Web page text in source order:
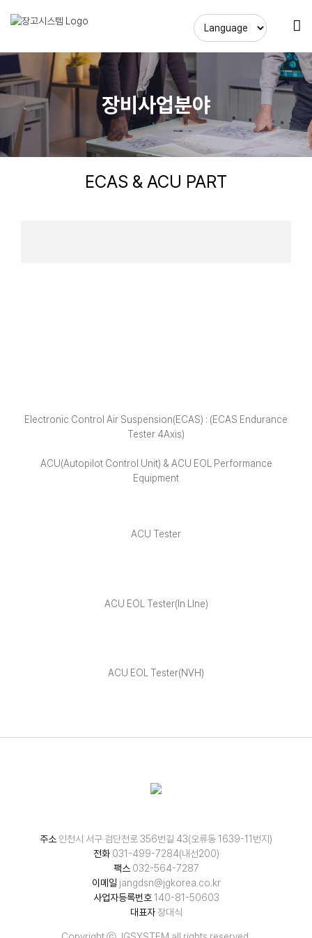
장비사업분야
ECAS & ACU PART
Electronic Control Air Suspension(ECAS) : (ECAS Endurance
Tester 4Axis)
ACU(Autopilot Control Unit) & ACU EOL Performance
Equipment
ACU Tester
ACU EOL Tester(In LIne)
ACU EOL Tester(NVH)
주소 인천시 서구 검단천로 356번길 43(오류동 1639-11번지)
전화031-499-7284(내선200)
팩스032-564-7287
이메일 jangdsn@jgkorea.co.kr
사업자등록번호140-81-50603
대표자장대식